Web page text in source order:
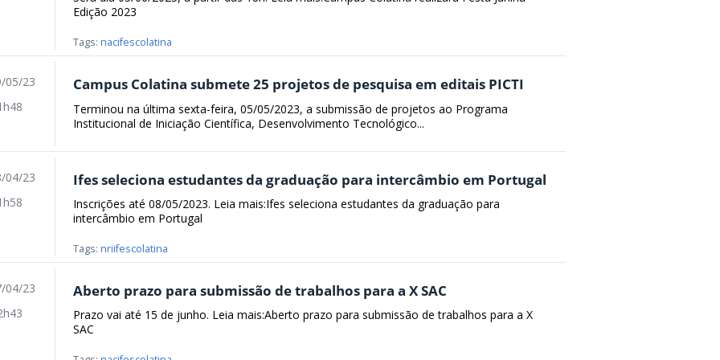
Edição 2023
Tags:nacifescolatina
Campus Colatina submete 25 projetos de pesquisa em editais PICTI
Terminou na última sexta-feira, 05/05/2023, a submissão de projetos ao Programa
Institucional de Iniciação Científica, Desenvolvimento Tecnológico...
05/23
Ifes seleciona estudantes da graduação para intercâmbio em Portugal
Inscrições até 08/05/2023. Leia mais:Ifes seleciona estudantes da graduação para
intercâmbio em Portugal
Tags:nriifescolatina
04/23
Aberto prazo para submissão de trabalhos para a X SAC
Prazo vai até 15 de junho. Leia mais:Aberto prazo para submissão de trabalhos para a X
SAC
04/23